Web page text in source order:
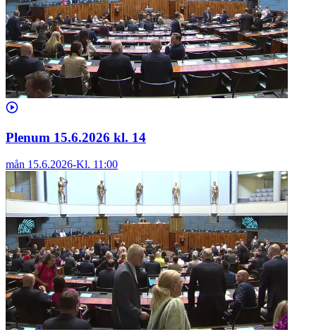
Plenum 15.6.2026 kl. 14
mån 15.6.2026-Kl. 11:00